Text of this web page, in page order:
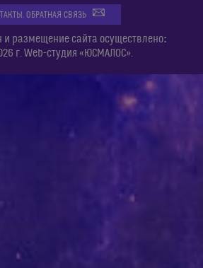
ОБРАТНАЯ СВЯЗЬ
и размещение сайта осуществлено:
г. Web-студия «ЮСМАЛОС».